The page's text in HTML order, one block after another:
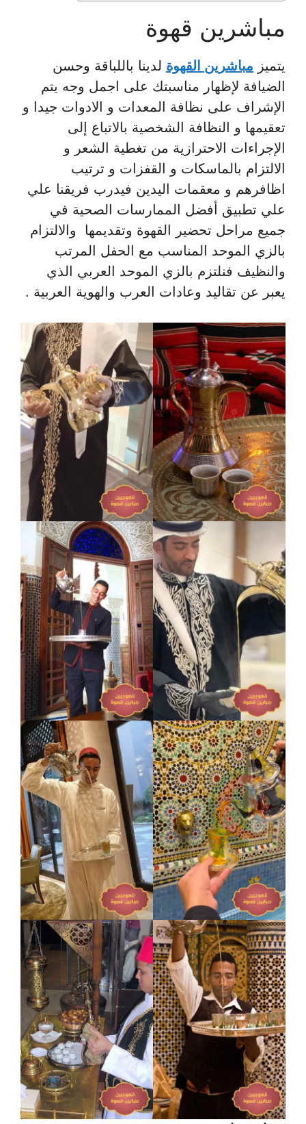
مباشرين قهوة
يتميز مباشرين القهوة لدينا باللباقة وحسن
الضيافة لإظهار مناسبتك على اجمل وجه يتم
الإشراف على نظافة المعدات و الادوات جيدا و
تعقيمها و النظافة الشخصية بالاتباع إلى
الإجراءات الاحترازية من تغطية الشعر و
الالتزام بالماسكات و القفزات و ترتيب
اظافرهم و معقمات اليدين فيدرب فريقنا علي
علي تطبيق أفضل الممارسات الصحية في
جميع مراحل تحضير القهوة وتقديمها والالتزام
بالزي الموحد المناسب مع الحفل المرتب
والنظيف فنلتزم بالزي الموحد العربي الذي
يعبر عن تقاليد وعادات العرب والهوية العربية .